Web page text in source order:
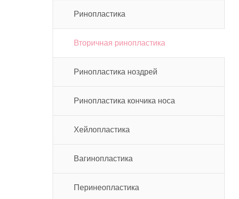
Ринопластика
Вторичная ринопластика
Ринопластика ноздрей
Ринопластика кончика носа
Хейлопластика
Вагинопластика
Перинеопластика